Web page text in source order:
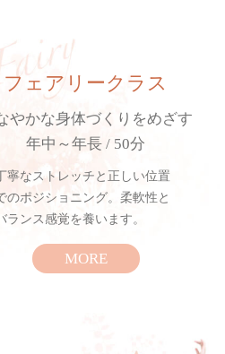
フェアリークラス
やかな身体づくりをめざす
年中～年長 / 50分
寧なストレッチと正しい位置
のポジショニング。柔軟性と
ランス感覚を養います。
MORE